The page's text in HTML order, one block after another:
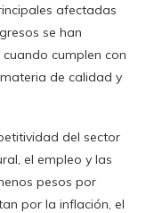
afectadas
se han
cumplen con
de calidad y
del sector
el empleo y las
pesos por
por la inflación, el